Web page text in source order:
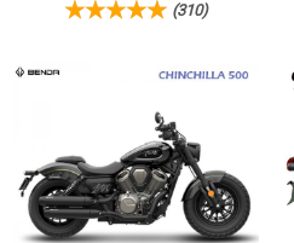
(310)